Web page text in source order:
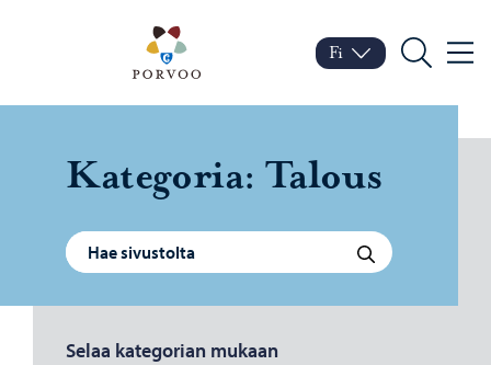
Porvoo – Siirry
Vaihda kieltä
Nykyinen kieli: Suomi
Fi
Hae
Ka­te­go­ria: Ta­lous
Haku: Hae
Selaa kategorian mukaan